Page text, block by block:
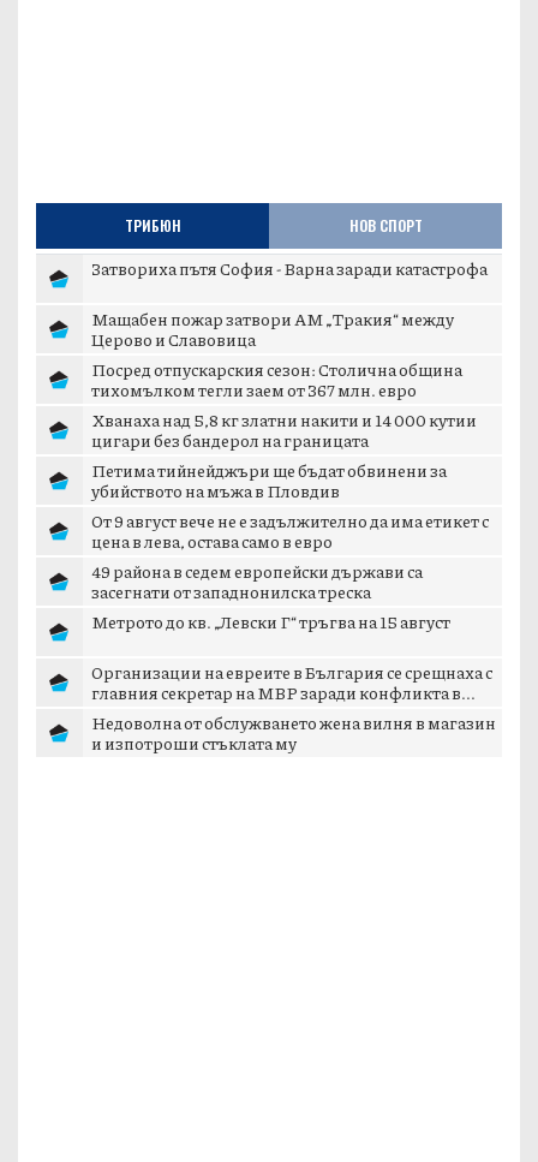
ТРИБЮН НОВ СПОРТ
Затвориха пътя София - Варна заради катастрофа
Мащабен пожар затвори АМ „Тракия“ между
Церово и Славовица
Посред отпускарския сезон: Столична община
тихомълком тегли заем от 367 млн. евро
Хванаха над 5,8 кг златни накити и 14 000 кутии
цигари без бандерол на границата
Петима тийнейджъри ще бъдат обвинени за
убийството на мъжа в Пловдив
От 9 август вече не е задължително да има етикет с
цена в лева, остава само в евро
49 района в седем европейски държави са
засегнати от западнонилска треска
Метрото до кв. „Левски Г“ тръгва на 15 август
Организации на евреите в България се срещнаха с
главния секретар на МВР заради конфликта в...
Недоволна от обслужването жена вилня в магазин
и изпотроши стъклата му